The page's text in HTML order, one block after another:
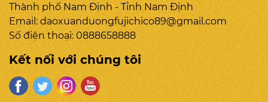
Thành phố Nam Định - Tỉnh Nam Định
Email: daoxuanduongfujichico89@gmail.com
Số điện thoại: 0888658888
Kết nối với chúng tôi